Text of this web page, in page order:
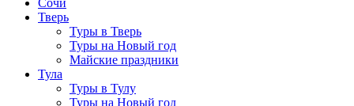
Тверь
Туры в Тверь
Туры на Новый год
Майские праздники
Тула
Туры в Тулу
Туры на Новый год